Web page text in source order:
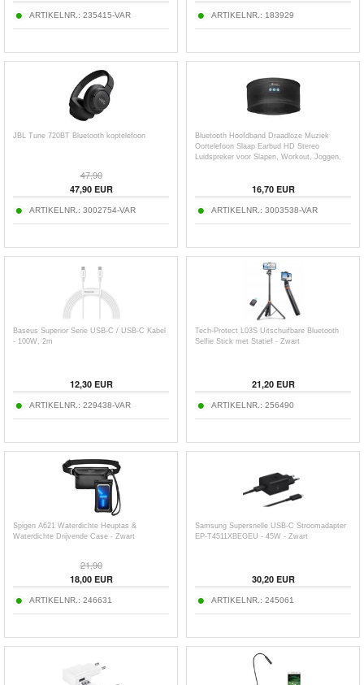
ARTIKELNR.: 235415-VAR ARTIKELNR.: 183929
JBL Tune 720BT Bluetooth koptelefoon
47,90
47,90EUR
ARTIKELNR.: 3002754-VAR
Bluetooth Hoofdband Draadloze Muziek
Oortelefoon Slaap Earbud HD Stereo
Luidspreker voor Slapen, Workout, Joggen,
16,70EUR
ARTIKELNR.: 3003538-VAR
Baseus Superior Serie USB-C / USB-C Kabel
- 100W, 2m
12,30EUR
ARTIKELNR.: 229438-VAR
Tech-Protect L03S Uitschuifbare Bluetooth
Selfie Stick met Statief - Zwart
21,20EUR
ARTIKELNR.: 256490
Spigen A621 Waterdichte Heuptas &
Waterdichte Drijvende Case - Zwart
21,90
18,00EUR
ARTIKELNR.: 246631
Samsung Supersnelle USB-C Stroomadapter
EP-T4511XBEGEU - 45W - Zwart
30,20EUR
ARTIKELNR.: 245061